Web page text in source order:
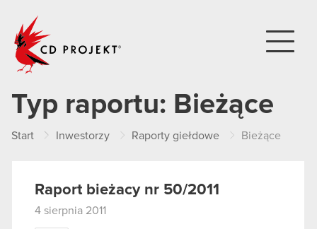
Typ raportu: Bieżące
Start Inwestorzy Raporty giełdowe Bieżące
Raport bieżacy nr 50/2011
4 sierpnia 2011